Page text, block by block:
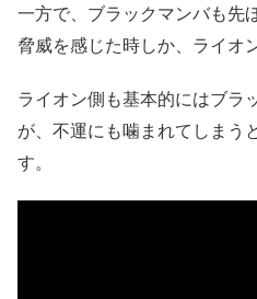
一方で、ブラックマンバも先
脅威を感じた時しか、ライオ
ライオン側も基本的にはブラ
が、不運にも噛まれてしまう
す。